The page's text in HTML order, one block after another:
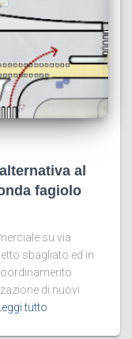
al
fagiolo
su via
sbagliato ed in
di nuovi
Leggi tutto